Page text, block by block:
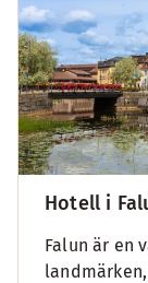
Hotell i
Falun är en